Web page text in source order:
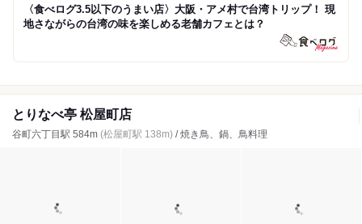
〈食べログ3.5以下のうまい店〉大阪・アメ村で台湾トリップ！ 現
地さながらの台湾の味を楽しめる老舗カフェとは？
とりなべ亭 松屋町店
谷町六丁目駅 584m (松屋町駅 138m) / 焼き鳥、鍋、鳥料理